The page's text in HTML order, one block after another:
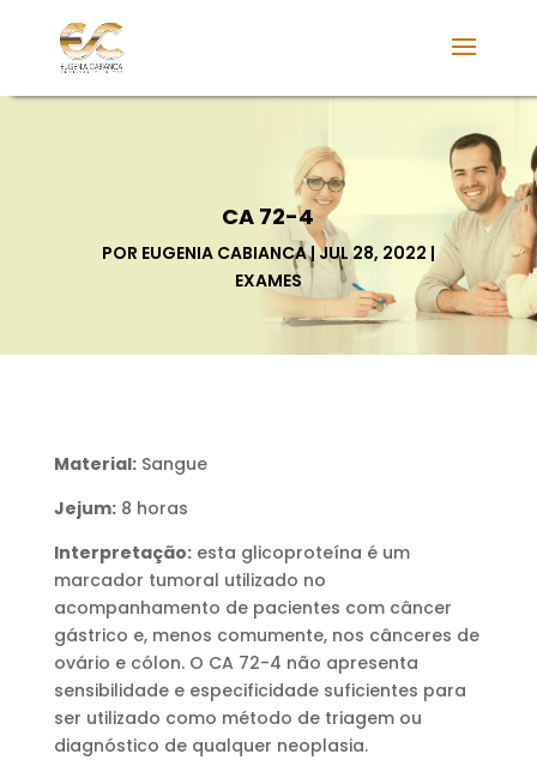
CA 72-4
POR EUGENIA CABIANCA JUL 28, 2022
EXAMES
Material:Sangue
Jejum:8 horas
Interpretação:esta glicoproteína é um
marcador tumoral utilizado no
acompanhamento de pacientes com câncer
gástrico e, menos comumente, nos cânceres de
ovário e cólon. O CA 72-4 não apresenta
sensibilidade e especificidade suficientes para
ser utilizado como método de triagem ou
diagnóstico de qualquer neoplasia.